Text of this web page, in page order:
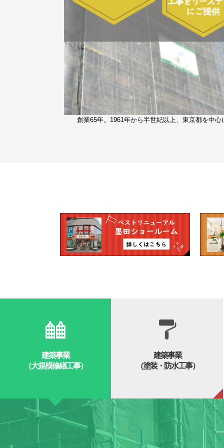
創業65年。1961年から半世紀以上、東京都を中
建築事業
（大規模修繕工事）
建築事業
（塗装・防水工事）